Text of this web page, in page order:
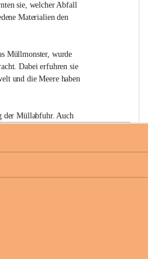
sie, welcher Abfall
Materialien den
Müllmonster, wurde
Dabei erfuhren sie
und die Meere haben
der Müllabfuhr. Auch
Friesach. Ausgestattet
Kinder gemeinsam
sehr sauber ist.
die den Kindern
Umwelt ist. 👫